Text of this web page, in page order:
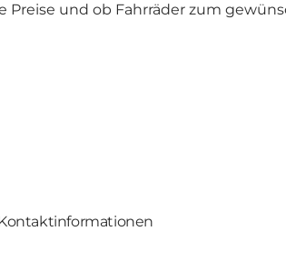
Preise und ob Fahrräder zum